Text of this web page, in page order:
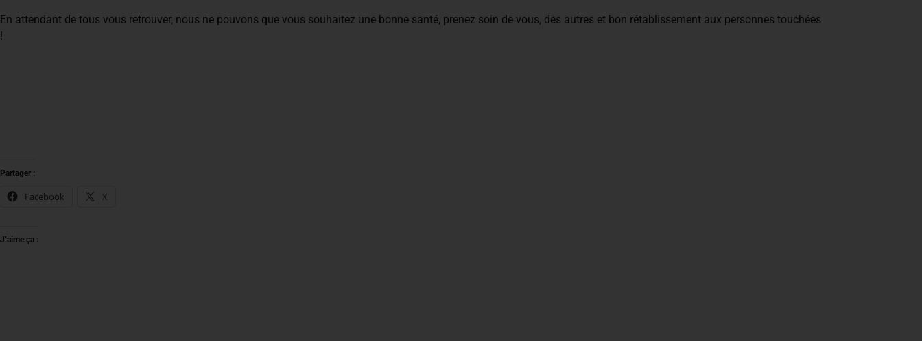
En attendant de tous vous retrouver, nous ne pouvons que vous souhaitez une bonne santé, prenez soin de vous, des autres et bon rétablissement aux personnes touchées
!
Partager :
Facebook X
J’aime ça :